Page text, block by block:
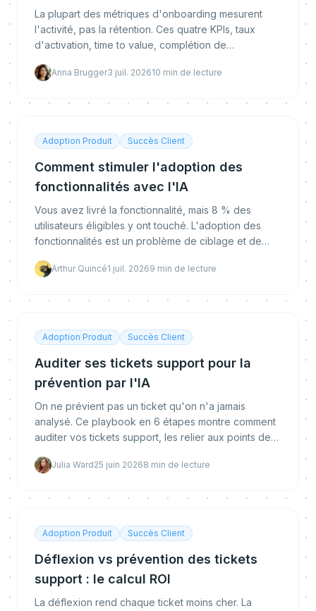
suivre
La plupart des métriques d'onboarding mesurent
l'activité, pas la rétention. Ces quatre KPIs, taux
d'activation, time to value, complétion de
indicateurs avancés qui prédisent si un client reste.
chacun.
Anna Brugger3 juil. 202610 min de lecture
Adoption Produit Succès Client
Comment stimuler l'adoption des
fonctionnalités avec l'IA
Vous avez livré la fonctionnalité, mais 8 % des
utilisateurs éligibles y ont touché. L'adoption des
fonctionnalités est un problème de ciblage et de
atteint le bon utilisateur au bon moment.
Arthur Quincé1 juil. 20269 min de lecture
Adoption Produit Succès Client
Auditer ses tickets support pour la
prévention par l'IA
On ne prévient pas un ticket qu'on n'a jamais
analysé. Ce playbook en 6 étapes montre comment
auditer vos tickets support, les relier aux points de
priorisé pour l'IA proactive.
Julia Ward25 juin 20268 min de lecture
Adoption Produit Succès Client
Déflexion vs prévention des tickets
support : le calcul ROI
La déflexion rend chaque ticket moins cher. La